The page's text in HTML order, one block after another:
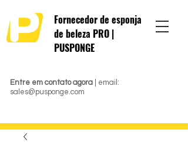
Entre em contato agora | email:
sales@pusponge.com
Fornecedor de esponja
de beleza PRO |
PUSPONGE